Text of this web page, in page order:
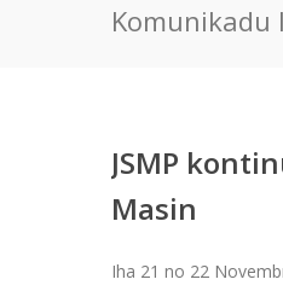
Komunikadu
JSMP
Masin
Iha 21 no 22